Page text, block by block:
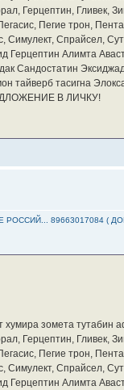
Герцептин, Гливек,
Пегие трон,
Спрайсел,
Герцептин Алимта
Сандостатин
тайверб тасигна
В ЛИЧКУ!
89663017084 (
хумира зомета
Герцептин, Гливек,
Пегие трон,
Спрайсел,
Герцептин Алимта